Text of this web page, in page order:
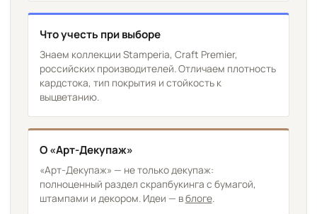
Что учесть при выборе
Знаем коллекции Stamperia, Craft Premier,
российских производителей. Отличаем плотность
кардстока, тип покрытия и стойкость к
выцветанию.
О «Арт-Декупаж»
«Арт-Декупаж» — не только декупаж:
полноценный раздел скрапбукинга с бумагой,
штампами и декором. Идеи — вблоге.